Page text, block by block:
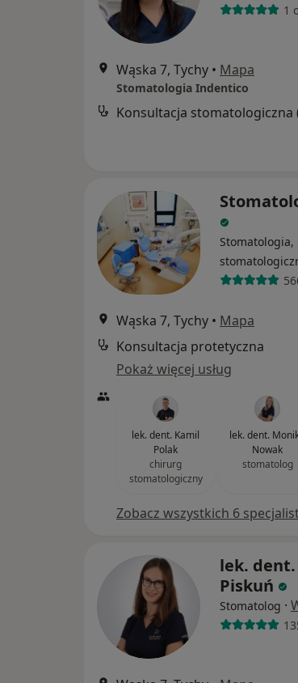
1
Wąska 7, Tychy • Mapa
Stomatologia Indentico
Wąska 7, Tychy • Mapa
Konsultacja protetyczna
Pokaż więcej usług
lek. dent. Kamil
Polak
chirurg
stomatologiczny
lek. dent.
Nowak
stomatolog
Zobacz wszystkich 6
lek.
Piskuń
Stomatolog ·